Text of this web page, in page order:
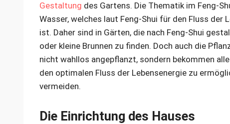
Gestaltung des Gartens. Die Thematik im Feng-
Wasser, welches laut Feng-Shui für den Fluss
ist. Daher sind in Gärten, die nach Feng-Shui
oder kleine Brunnen zu finden. Doch auch die
nicht wahllos angepflanzt, sondern bekommen
den optimalen Fluss der Lebensenergie zu
vermeiden.
Die Einrichtung des Hauses